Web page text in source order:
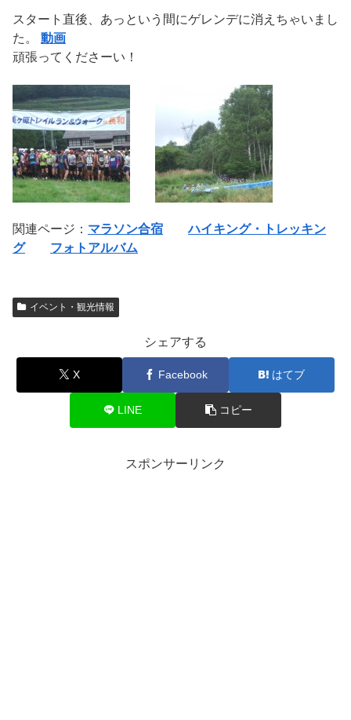
スタート直後、あっという間にゲレンデに消えちゃいまし
た。 動画
頑張ってくださーい！
関連ページ： マラソン合宿
ハイキング・トレッキン
グ
フォトアルバム
イベント・観光情報
シェアする
X Facebook はてブ
LINE コピー
スポンサーリンク